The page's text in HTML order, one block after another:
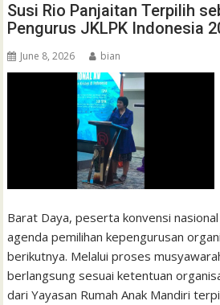
Susi Rio Panjaitan Terpilih
Pengurus JKLPK Indonesia
June 8, 2026 bian
Barat Daya, peserta konvensi
agenda pemilihan kepengurusan
berikutnya. Melalui proses
berlangsung sesuai ketentuan
dari Yayasan Rumah Anak Mandiri